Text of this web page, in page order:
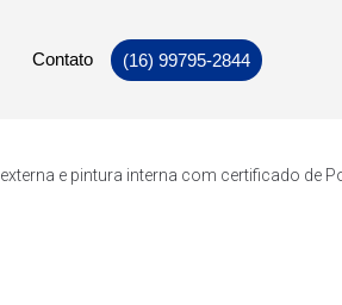
Contato (16) 99795-2844
e pintura interna com certificado de